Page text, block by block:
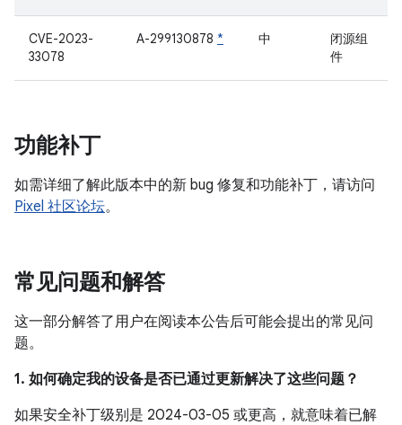
CVE-2023-
33078
A-299130878 * 中
闭源组
件
功能补丁
如需详细了解此版本中的新 bug 修复和功能补丁，请访问
Pixel 社区论坛。
常见问题和解答
这一部分解答了用户在阅读本公告后可能会提出的常见问
题。
1. 如何确定我的设备是否已通过更新解决了这些问题？
如果安全补丁级别是 2024-03-05 或更高，就意味着已解